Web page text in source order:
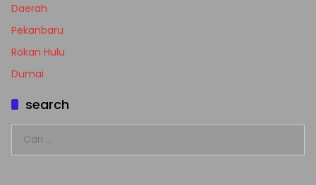
Daerah
Pekanbaru
Rokan Hulu
Dumai
search
untuk: